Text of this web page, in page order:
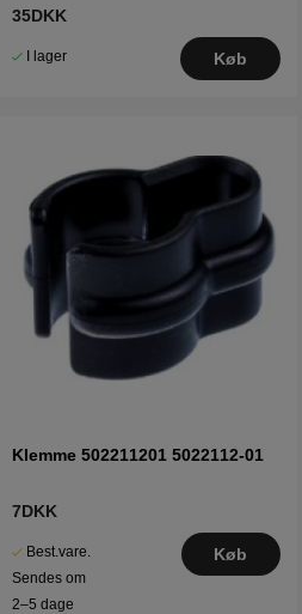
35DKK
I lager Køb
Klemme 502211201 5022112-01
7DKK
Best.vare.
Sendes om
2–5 dage
Køb